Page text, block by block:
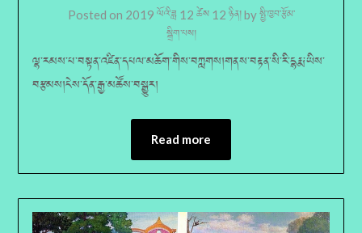
Posted on 2019 ལོའི་ཟླ 12 ཚེས 12 ཉིན།byསྤྱི་ཁྱབ་རྩོམ་
སྒྲིག་པས།
ལྷ་རམས་པ་བསྟན་འཛིན་དཔལ་མཆོག་གིས་བཀླགས།གནས་བརྟན་སི་རི་དྷརྨ་ཡིས་
བརྩམས།ངེས་དོན་རྒྱ་མཚོས་བསྒྱུར།
Read more